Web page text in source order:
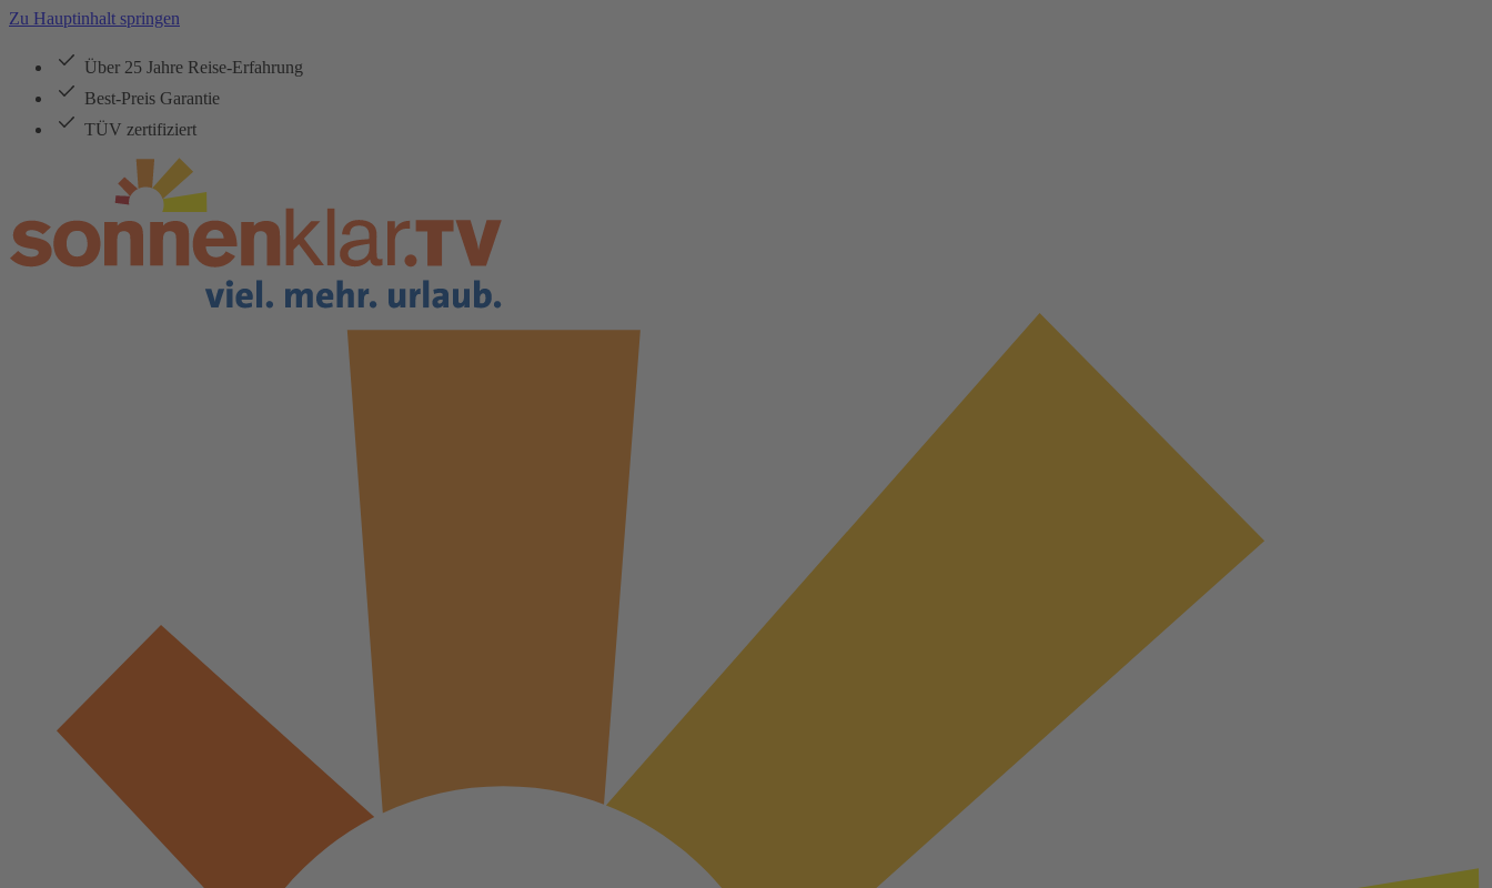
Zu Hauptinhalt springen
Über 25 Jahre Reise-Erfahrung
Best-Preis Garantie
TÜV zertifiziert